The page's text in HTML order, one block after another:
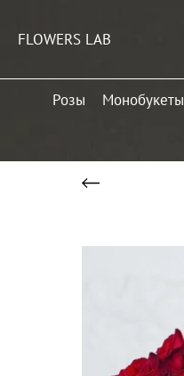
FLOWERS LAB
Розы Монобукеты